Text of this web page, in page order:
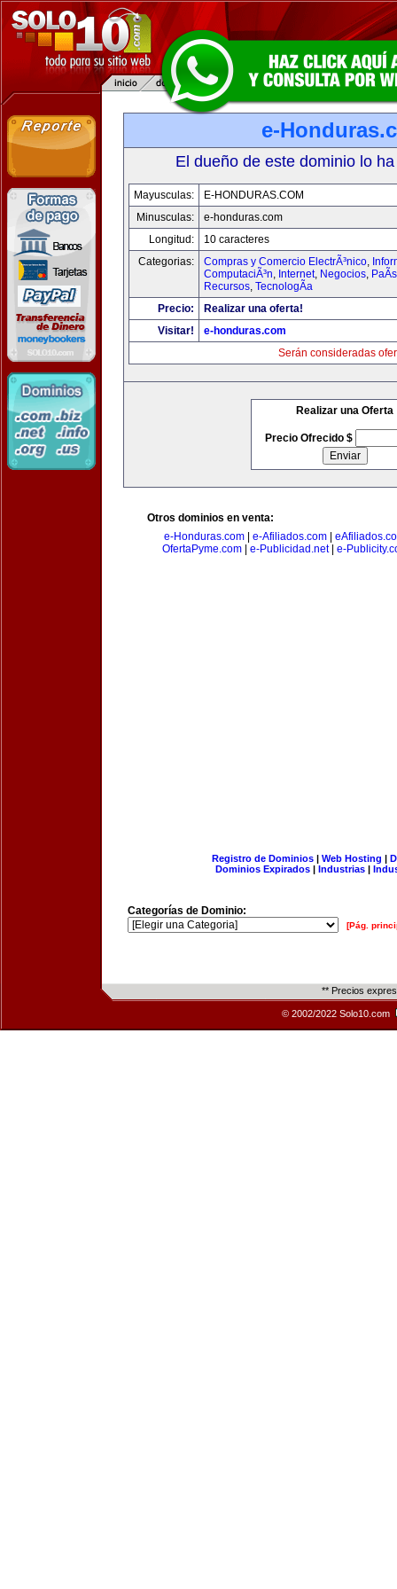
e-
El dueño de este dominio lo
Mayusculas:
E-HONDURAS.COM
Minusculas:
e-honduras.com
Longitud:
10 caracteres
Categorias:
Compras y Comercio ElectrÃ³nico,
ComputaciÃ³n, Internet, Negocios,
Recursos, TecnologÃ­a
Precio:
Realizar una oferta!
Visitar!
e-honduras.com
Serán consideradas
Realizar una Oferta
Precio Ofrecido $
Otros dominios en venta:
e-Honduras.com| e-Afiliados.com|
OfertaPyme.com| e-Publicidad.net| e-
Registro de Dominios| Web Hosting |
Dominios Expirados | Industrias |
Categorías de Dominio:
[Pág.
** Precios
© 2002/2022 Solo10.com